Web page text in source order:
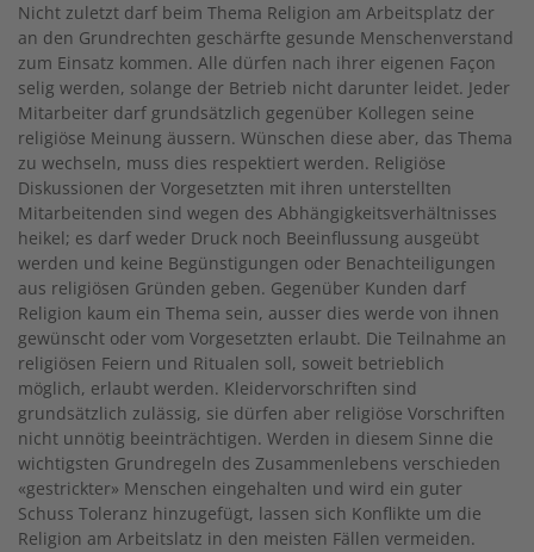
Nicht zuletzt darf beim Thema Religion am Arbeitsplatz der
an den Grundrechten geschärfte gesunde Menschenverstand
zum Einsatz kommen. Alle dürfen nach ihrer eigenen Façon
selig werden, solange der Betrieb nicht darunter leidet. Jeder
Mitarbeiter darf grundsätzlich gegenüber Kollegen seine
religiöse Meinung äussern. Wünschen diese aber, das Thema
zu wechseln, muss dies respektiert werden. Religiöse
Diskussionen der Vorgesetzten mit ihren unterstellten
Mitarbeitenden sind wegen des Abhängigkeitsverhältnisses
heikel; es darf weder Druck noch Beeinflussung ausgeübt
werden und keine Begünstigungen oder Benachteiligungen
aus religiösen Gründen geben. Gegenüber Kunden darf
Religion kaum ein Thema sein, ausser dies werde von ihnen
gewünscht oder vom Vorgesetzten erlaubt. Die Teilnahme an
religiösen Feiern und Ritualen soll, soweit betrieblich
möglich, erlaubt werden. Kleidervorschriften sind
grundsätzlich zulässig, sie dürfen aber religiöse Vorschriften
nicht unnötig beeinträchtigen. Werden in diesem Sinne die
wichtigsten Grundregeln des Zusammenlebens verschieden
«gestrickter» Menschen eingehalten und wird ein guter
Schuss Toleranz hinzugefügt, lassen sich Konflikte um die
Religion am Arbeitslatz in den meisten Fällen vermeiden.